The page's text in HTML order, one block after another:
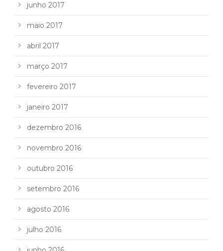
junho 2017
maio 2017
abril 2017
março 2017
fevereiro 2017
janeiro 2017
dezembro 2016
novembro 2016
outubro 2016
setembro 2016
agosto 2016
julho 2016